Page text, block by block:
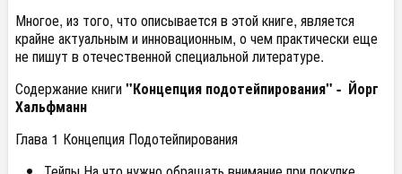
Многое, из того, что описывается в этой книге, является
крайне актуальным и инновационным, о чем практически еще
не пишут в отечественной специальной литературе.
Содержание книги"Концепция подотейпирования" - Йорг
Хальфманн
Глава 1 Концепция Подотейпирования